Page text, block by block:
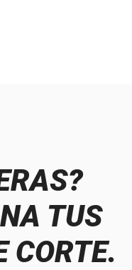
TUS
CORTE.